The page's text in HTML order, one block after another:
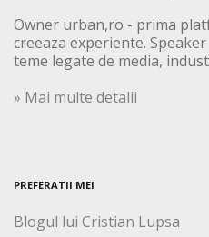
Owner urban,ro - prima
creeaza experiente.
teme legate de media,
» Mai multe detalii
PREFERATII MEI
Blogul lui Cristian Lupsa